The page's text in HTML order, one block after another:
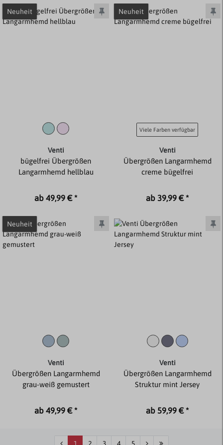
Neuheit
Venti
bügelfrei Übergrößen
Langarmhemd hellblau
ab 49,99 € *
Viele Farben verfügbar
Neuheit
Venti
Übergrößen Langarmhemd
creme bügelfrei
ab 39,99 € *
Neuheit
Venti
Übergrößen Langarmhemd
grau-weiß gemustert
ab 49,99 € *
Venti
Übergrößen Langarmhemd
Struktur mint Jersey
ab 59,99 € *